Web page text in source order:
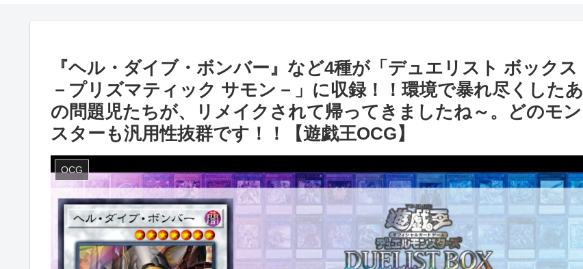
『ヘル・ダイブ・ボンバー』など4種が「デュエリスト ボックス
－プリズマティック サモン－」に収録！！環境で暴れ尽くしたあ
の問題児たちが、リメイクされて帰ってきましたね～。どのモン
スターも汎用性抜群です！！【遊戯王OCG】
OCG